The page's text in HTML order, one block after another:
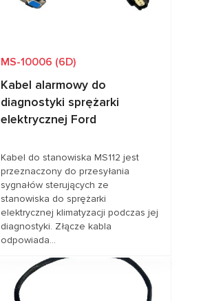
MS-10006 (6D)
Kabel alarmowy do
diagnostyki sprężarki
elektrycznej Ford
Kabel do stanowiska MS112 jest
przeznaczony do przesyłania
sygnałów sterujących ze
stanowiska do sprężarki
elektrycznej klimatyzacji podczas jej
diagnostyki. Złącze kabla
odpowiada...